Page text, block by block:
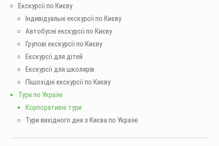
Екскурсії по Києву
Індивідуальні екскурсії по Києву
Автобусні екскурсії по Києву
Групові екскурсії по Києву
Екскурсії для дітей
Екскурсії для школярів
Пішохідні екскурсії по Києву
Тури по Україні
Корпоративні тури
Тури вихідного дня з Києва по Україні